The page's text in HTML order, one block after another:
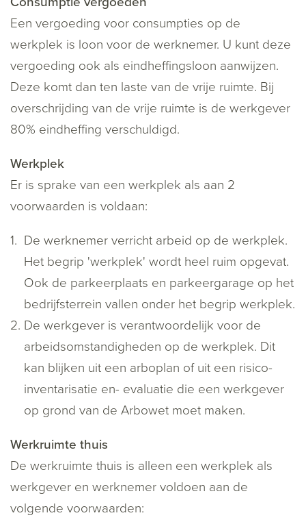
Een vergoeding voor consumpties op de
werkplek is loon voor de werknemer. U kunt deze
vergoeding ook als eindheffingsloon aanwijzen.
Deze komt dan ten laste van de vrije ruimte. Bij
overschrijding van de vrije ruimte is de werkgever
80% eindheffing verschuldigd.
Werkplek
Er is sprake van een werkplek als aan 2
voorwaarden is voldaan:
De werknemer verricht arbeid op de werkplek.
Het begrip 'werkplek' wordt heel ruim opgevat.
Ook de parkeerplaats en parkeergarage op het
bedrijfsterrein vallen onder het begrip werkplek.
De werkgever is verantwoordelijk voor de
arbeidsomstandigheden op de werkplek. Dit
kan blijken uit een arboplan of uit een risico-
inventarisatie en- evaluatie die een werkgever
op grond van de Arbowet moet maken.
Werkruimte thuis
De werkruimte thuis is alleen een werkplek als
werkgever en werknemer voldoen aan de
volgende voorwaarden: